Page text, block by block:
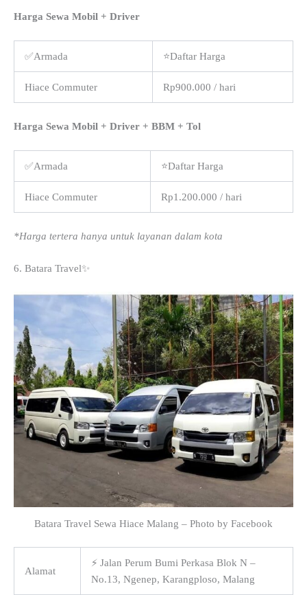
Harga Sewa Mobil + Driver
✅Armada ⭐Daftar Harga
Hiace Commuter Rp900.000 / hari
Harga Sewa Mobil + Driver + BBM + Tol
✅Armada ⭐Daftar Harga
Hiace Commuter Rp1.200.000 / hari
*Harga tertera hanya untuk layanan dalam kota
6. Batara Travel✨
Batara Travel Sewa Hiace Malang – Photo by Facebook
Alamat
⚡ Jalan Perum Bumi Perkasa Blok N –
No.13, Ngenep, Karangploso, Malang